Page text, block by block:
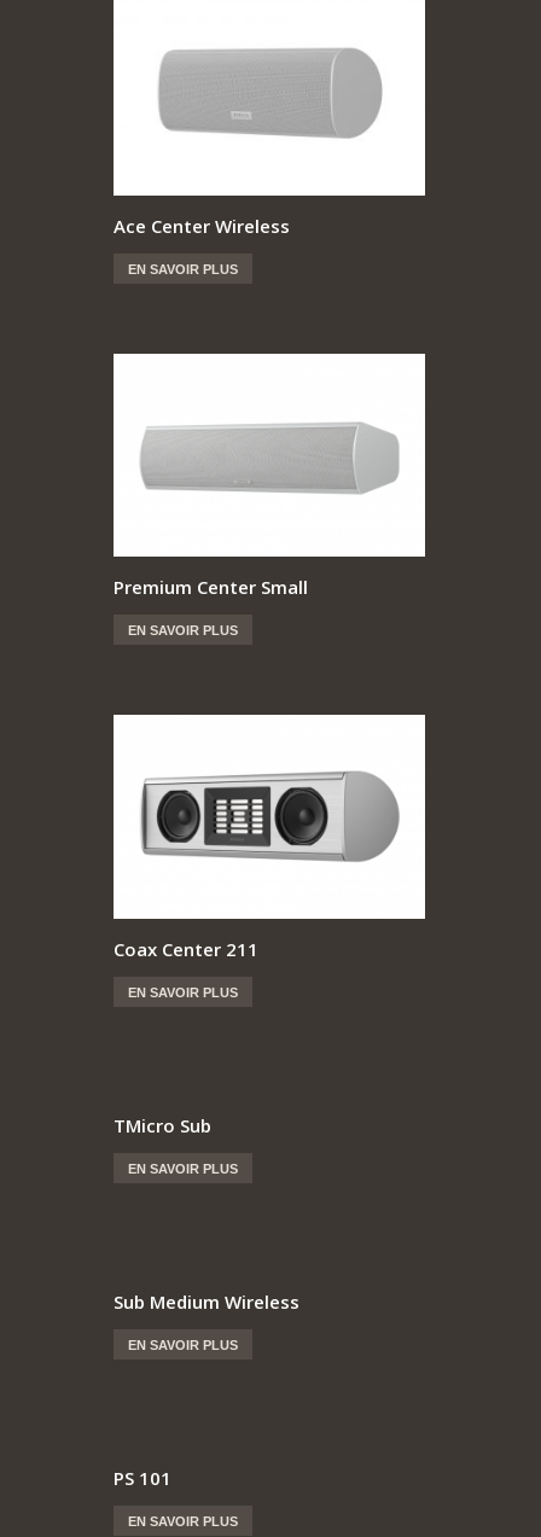
Ace Center Wireless
EN SAVOIR PLUS
Premium Center Small
EN SAVOIR PLUS
Coax Center 211
EN SAVOIR PLUS
TMicro Sub
EN SAVOIR PLUS
Sub Medium Wireless
EN SAVOIR PLUS
PS 101
EN SAVOIR PLUS